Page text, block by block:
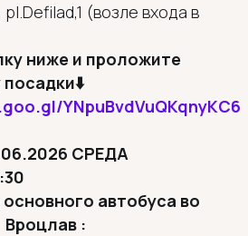
(возле входа в
ниже и проложите
YNpuBvdVuQKqnyKC6
СРЕДА
автобуса во
Вроцлав :